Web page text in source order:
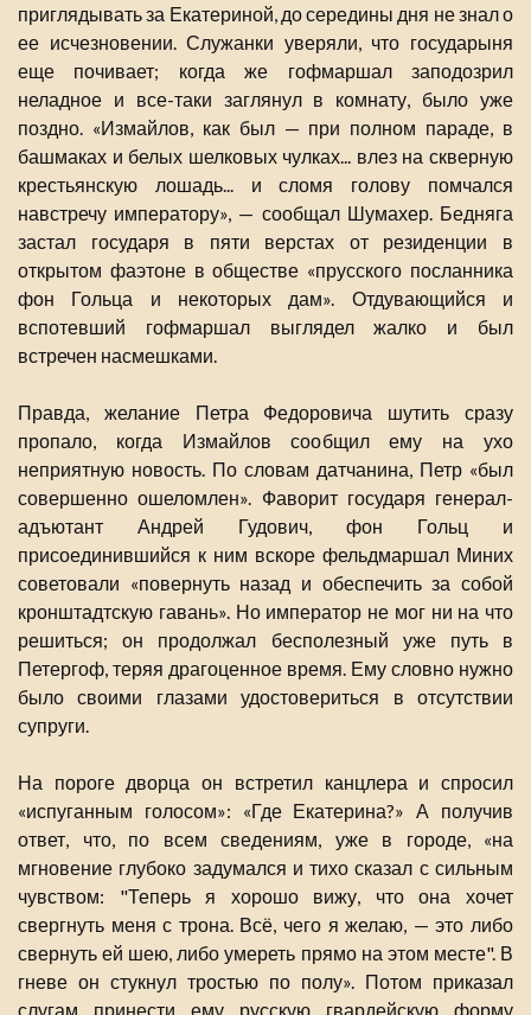
приглядывать за Екатериной, до середины дня не знал о
ее исчезновении. Служанки уверяли, что государыня
еще почивает; когда же гофмаршал заподозрил
неладное и все-таки заглянул в комнату, было уже
поздно. «Измайлов, как был — при полном параде, в
башмаках и белых шелковых чулках... влез на скверную
крестьянскую лошадь... и сломя голову помчался
навстречу императору», — сообщал Шумахер. Бедняга
застал государя в пяти верстах от резиденции в
открытом фаэтоне в обществе «прусского посланника
фон Гольца и некоторых дам». Отдувающийся и
вспотевший гофмаршал выглядел жалко и был
встречен насмешками.
Правда, желание Петра Федоровича шутить сразу
пропало, когда Измайлов сообщил ему на ухо
неприятную новость. По словам датчанина, Петр «был
совершенно ошеломлен». Фаворит государя генерал-
адъютант Андрей Гудович, фон Гольц и
присоединившийся к ним вскоре фельдмаршал Миних
советовали «повернуть назад и обеспечить за собой
кронштадтскую гавань». Но император не мог ни на что
решиться; он продолжал бесполезный уже путь в
Петергоф, теряя драгоценное время. Ему словно нужно
было своими глазами удостовериться в отсутствии
супруги.
На пороге дворца он встретил канцлера и спросил
«испуганным голосом»: «Где Екатерина?» А получив
ответ, что, по всем сведениям, уже в городе, «на
мгновение глубоко задумался и тихо сказал с сильным
чувством: "Теперь я хорошо вижу, что она хочет
свергнуть меня с трона. Всё, чего я желаю, — это либо
свернуть ей шею, либо умереть прямо на этом месте". В
гневе он стукнул тростью по полу». Потом приказал
слугам принести ему русскую гвардейскую форму